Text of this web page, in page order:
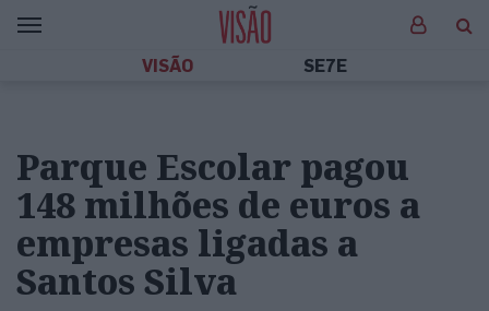
VISÃO SE7E
Parque Escolar pagou
148 milhões de euros a
empresas ligadas a
Santos Silva